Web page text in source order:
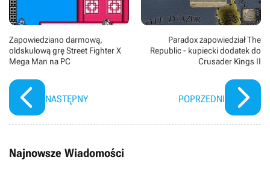
Zapowiedziano darmową,
oldskulową grę Street Fighter X
Mega Man na PC
NASTĘPNY
Paradox zapowiedział The
Republic - kupiecki dodatek do
Crusader Kings II
POPRZEDNI
Najnowsze Wiadomości